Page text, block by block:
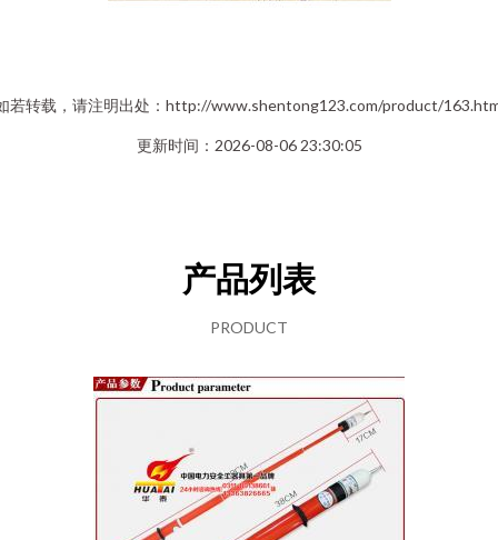
若转载，请注明出处：http://www.shentong123.com/product/
更新时间：2026-08-06 23:30:05
产品列表
PRODUCT